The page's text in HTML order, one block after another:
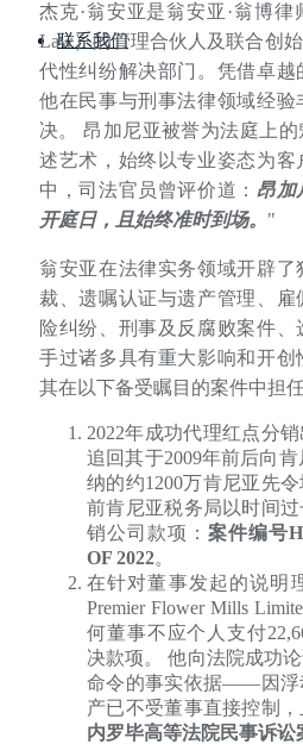
联系我们
杰克·翁安亚是翁安亚·翁博律
Law）的管理合伙人及联合创
代性纠纷解决部门。凭借卓越
他在民事与刑事法律领域经
决。 昂加尼亚被誉为法庭上
述艺术，始终以专业姿态为客
中，司法官员曾评价道： 昂加
开庭日，且始终准时到场。 "
翁安亚在法律实务领域开辟了
裁、遗嘱认证与遗产管理、
险纠纷、刑事及反腐败案件
手过诸多具有重大影响和开
其在以下备受瞩目的案件中担
2022年成功代理红点分
追回其于2009年前后向
纳的约1200万肯尼亚先
前肯尼亚税务局以时间
销公司款项： 案件编号
OF 2022。
在针对董事发起的说明
Premier Flower Mills
何董事不应个人支付
决款项。 他向法院成功
命令的事实依据——因浮
产已不受董事直接控制
内罗毕高等法院民事诉讼